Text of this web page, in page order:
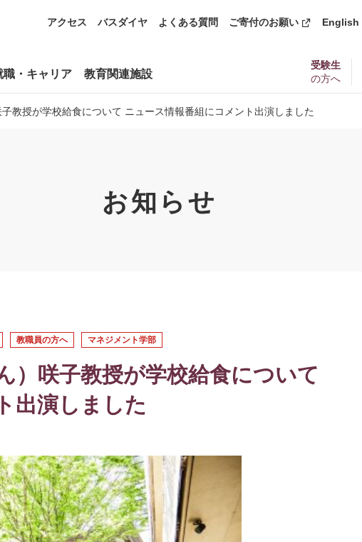
アクセス バスダイヤ よくある質問 ご寄付のお願い
新
ィ
ン
ド
ウ
開
English
職・キャリア 教育関連施設
受験生
の方へ
教授が学校給食について ニュース情報番組にコメント出演しました
お知らせ
教職員の方へ マネジメント学部
）咲子教授が学校給食について
出演しました